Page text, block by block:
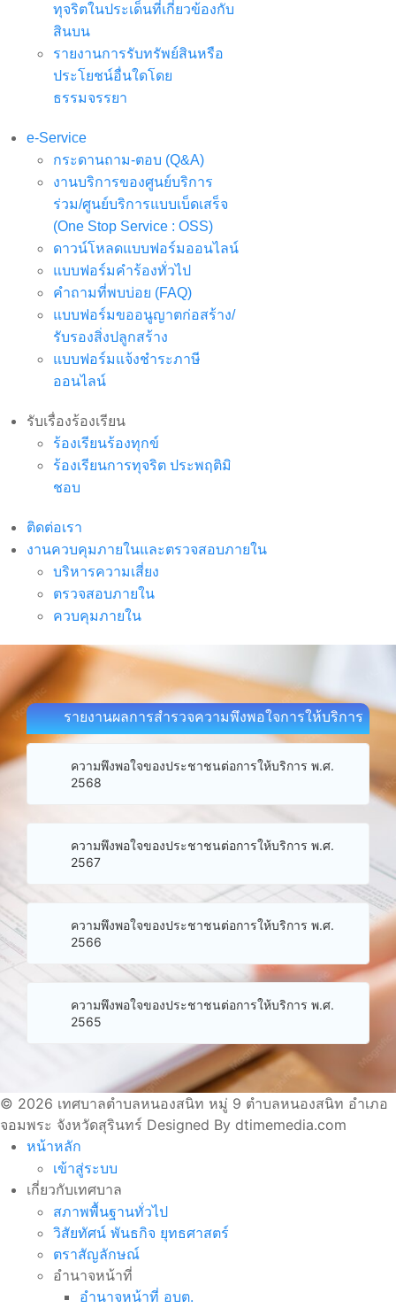
ทุจริตในประเด็นที่เกี่ยวข้องกับ
สินบน
รายงานการรับทรัพย์สินหรือ
ประโยชน์อื่นใดโดย
ธรรมจรรยา
e-Service
กระดานถาม-ตอบ (Q&A)
งานบริการของศูนย์บริการ
ร่วม/ศูนย์บริการแบบเบ็ดเสร็จ
(One Stop Service : OSS)
ดาวน์โหลดแบบฟอร์มออนไลน์
แบบฟอร์มคำร้องทั่วไป
คำถามที่พบบ่อย (FAQ)
แบบฟอร์มขออนูญาตก่อสร้าง/
รับรองสิ่งปลูกสร้าง
แบบฟอร์มแจ้งชำระภาษี
ออนไลน์
รับเรื่องร้องเรียน
ร้องเรียนร้องทุกข์
ร้องเรียนการทุจริต ประพฤติมิ
ชอบ
ติดต่อเรา
งานควบคุมภายในและตรวจสอบภายใน
บริหารความเสี่ยง
ตรวจสอบภายใน
ควบคุมภายใน
รายงานผลการสำรวจความพึงพอใจการให้บริการ
ความพึงพอใจของประชาชนต่อการให้บริการ พ.ศ.
2568
ความพึงพอใจของประชาชนต่อการให้บริการ พ.ศ.
2567
ความพึงพอใจของประชาชนต่อการให้บริการ พ.ศ.
2566
ความพึงพอใจของประชาชนต่อการให้บริการ พ.ศ.
2565
© 2026 เทศบาลตำบลหนองสนิท หมู่ 9 ตำบลหนองสนิท อำเภอ
จอมพระ จังหวัดสุรินทร์ Designed By dtimemedia.com
หน้าหลัก
เข้าสู่ระบบ
เกี่ยวกับเทศบาล
สภาพพื้นฐานทั่วไป
วิสัยทัศน์ พันธกิจ ยุทธศาสตร์
ตราสัญลักษณ์
อำนาจหน้าที่
อำนาจหน้าที่ อบต.